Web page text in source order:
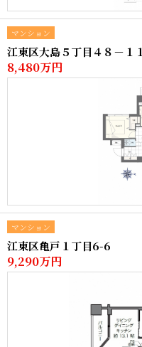
マンション
江東区大島５丁目４８－１１
8,480万円
マンション
江東区亀戸１丁目6-6
9,290万円